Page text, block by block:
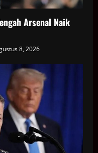
Arsenal Naik
8, 2026